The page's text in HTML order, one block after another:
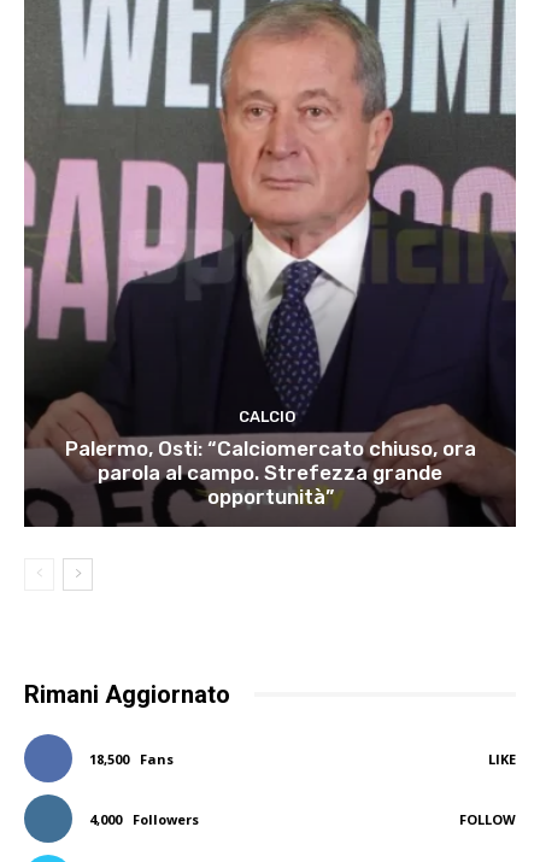
CALCIO
Palermo, Osti: “Calciomercato chiuso, ora
parola al campo. Strefezza grande
opportunità”
Rimani Aggiornato
18,500 Fans LIKE
4,000 Followers FOLLOW